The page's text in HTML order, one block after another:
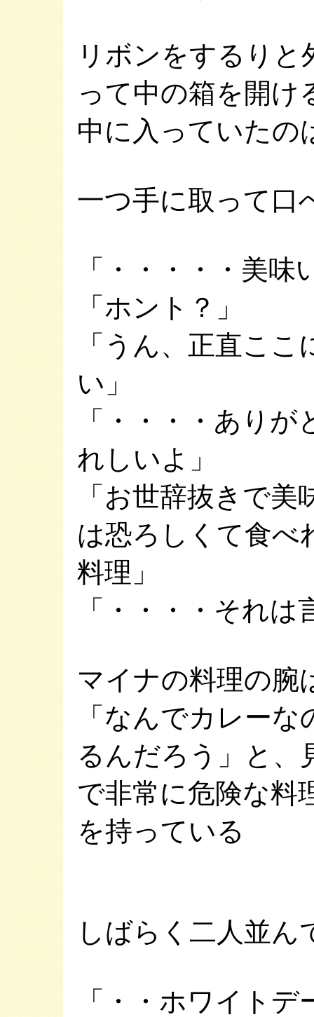
リボンをするりと
って中の箱を開け
中に入っていたの
一つ手に取って口
「・・・・・美味
「ホント？」
「うん、正直こ
い」
「・・・・あり
れしいよ」
「お世辞抜きで
は恐ろしくて食べ
料理」
「・・・・それ
マイナの料理の腕
「なんでカレー
るんだろう」と、
で非常に危険な料
を持っている
しばらく二人並ん
「・・ホワイト